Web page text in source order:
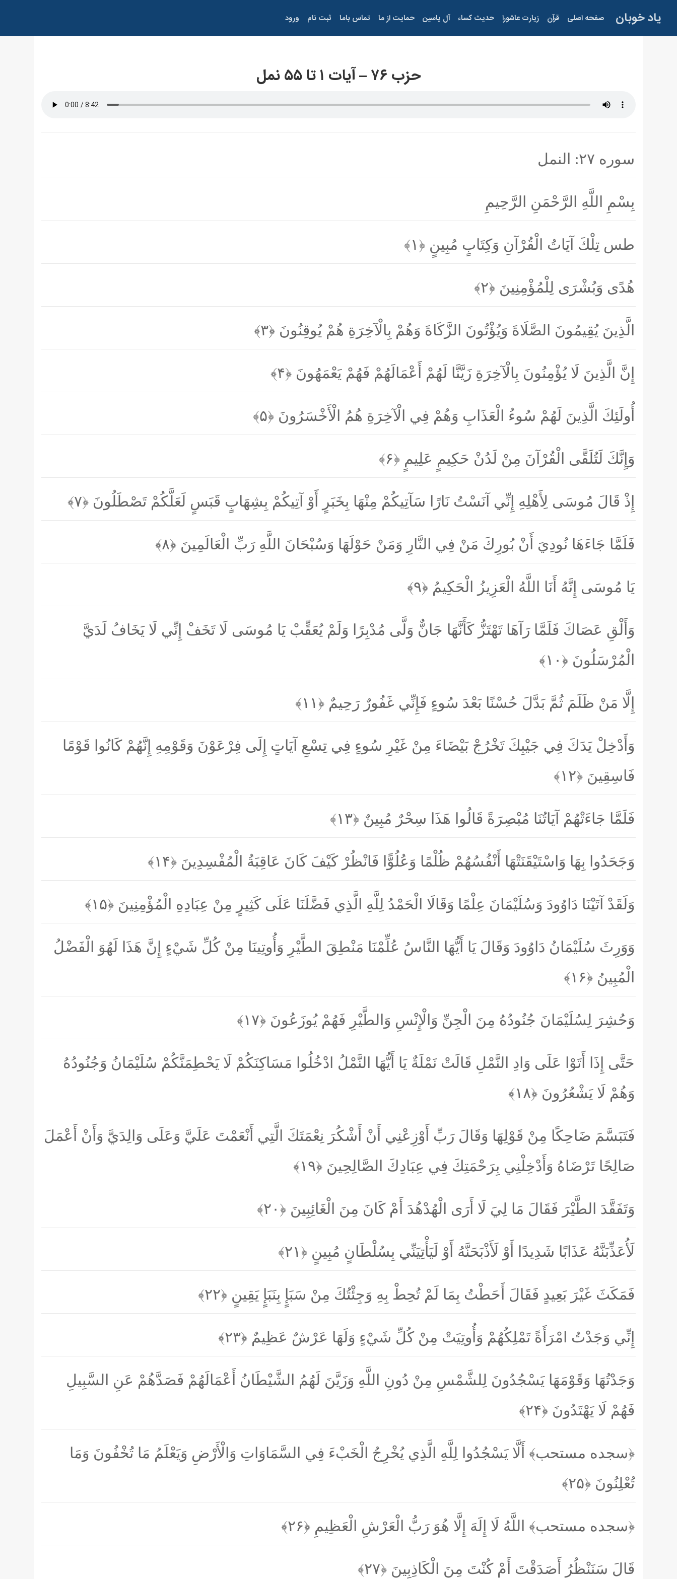
یاد خوبان صفحه اصلی قرآن زیارت عاشورا حدیث کساء آل یاسین حمایت از ما تماس باما ثبت نام ورود
حزب ۷۶ – آيات ۱ تا ۵۵ نمل
سوره ۲۷: النمل
بِسْمِ اللَّهِ الرَّحْمَنِ الرَّحِيمِ
طس تِلْكَ آيَاتُ الْقُرْآنِ وَكِتَابٍ مُبِينٍ ﴿۱﴾
هُدًى وَبُشْرَى لِلْمُؤْمِنِينَ ﴿۲﴾
الَّذِينَ يُقِيمُونَ الصَّلَاةَ وَيُؤْتُونَ الزَّكَاةَ وَهُمْ بِالْآخِرَةِ هُمْ يُوقِنُونَ ﴿۳﴾
إِنَّ الَّذِينَ لَا يُؤْمِنُونَ بِالْآخِرَةِ زَيَّنَّا لَهُمْ أَعْمَالَهُمْ فَهُمْ يَعْمَهُونَ ﴿۴﴾
أُولَئِكَ الَّذِينَ لَهُمْ سُوءُ الْعَذَابِ وَهُمْ فِي الْآخِرَةِ هُمُ الْأَخْسَرُونَ ﴿۵﴾
وَإِنَّكَ لَتُلَقَّى الْقُرْآنَ مِنْ لَدُنْ حَكِيمٍ عَلِيمٍ ﴿۶﴾
إِذْ قَالَ مُوسَى لِأَهْلِهِ إِنِّي آنَسْتُ نَارًا سَآتِيكُمْ مِنْهَا بِخَبَرٍ أَوْ آتِيكُمْ بِشِهَابٍ قَبَسٍ لَعَلَّكُمْ تَصْطَلُونَ ﴿۷﴾
فَلَمَّا جَاءَهَا نُودِيَ أَنْ بُورِكَ مَنْ فِي النَّارِ وَمَنْ حَوْلَهَا وَسُبْحَانَ اللَّهِ رَبِّ الْعَالَمِينَ ﴿۸﴾
يَا مُوسَى إِنَّهُ أَنَا اللَّهُ الْعَزِيزُ الْحَكِيمُ ﴿۹﴾
وَأَلْقِ عَصَاكَ فَلَمَّا رَآهَا تَهْتَزُّ كَأَنَّهَا جَانٌّ وَلَّى مُدْبِرًا وَلَمْ يُعَقِّبْ يَا مُوسَى لَا تَخَفْ إِنِّي لَا يَخَافُ لَدَيَّ
الْمُرْسَلُونَ ﴿۱۰﴾
إِلَّا مَنْ ظَلَمَ ثُمَّ بَدَّلَ حُسْنًا بَعْدَ سُوءٍ فَإِنِّي غَفُورٌ رَحِيمٌ ﴿۱۱﴾
وَأَدْخِلْ يَدَكَ فِي جَيْبِكَ تَخْرُجْ بَيْضَاءَ مِنْ غَيْرِ سُوءٍ فِي تِسْعِ آيَاتٍ إِلَى فِرْعَوْنَ وَقَوْمِهِ إِنَّهُمْ كَانُوا قَوْمًا
فَاسِقِينَ ﴿۱۲﴾
فَلَمَّا جَاءَتْهُمْ آيَاتُنَا مُبْصِرَةً قَالُوا هَذَا سِحْرٌ مُبِينٌ ﴿۱۳﴾
وَجَحَدُوا بِهَا وَاسْتَيْقَنَتْهَا أَنْفُسُهُمْ ظُلْمًا وَعُلُوًّا فَانْظُرْ كَيْفَ كَانَ عَاقِبَةُ الْمُفْسِدِينَ ﴿۱۴﴾
وَلَقَدْ آتَيْنَا دَاوُودَ وَسُلَيْمَانَ عِلْمًا وَقَالَا الْحَمْدُ لِلَّهِ الَّذِي فَضَّلَنَا عَلَى كَثِيرٍ مِنْ عِبَادِهِ الْمُؤْمِنِينَ ﴿۱۵﴾
وَوَرِثَ سُلَيْمَانُ دَاوُودَ وَقَالَ يَا أَيُّهَا النَّاسُ عُلِّمْنَا مَنْطِقَ الطَّيْرِ وَأُوتِينَا مِنْ كُلِّ شَيْءٍ إِنَّ هَذَا لَهُوَ الْفَضْلُ
الْمُبِينُ ﴿۱۶﴾
وَحُشِرَ لِسُلَيْمَانَ جُنُودُهُ مِنَ الْجِنِّ وَالْإِنْسِ وَالطَّيْرِ فَهُمْ يُوزَعُونَ ﴿۱۷﴾
حَتَّى إِذَا أَتَوْا عَلَى وَادِ النَّمْلِ قَالَتْ نَمْلَةٌ يَا أَيُّهَا النَّمْلُ ادْخُلُوا مَسَاكِنَكُمْ لَا يَحْطِمَنَّكُمْ سُلَيْمَانُ وَجُنُودُهُ
وَهُمْ لَا يَشْعُرُونَ ﴿۱۸﴾
فَتَبَسَّمَ ضَاحِكًا مِنْ قَوْلِهَا وَقَالَ رَبِّ أَوْزِعْنِي أَنْ أَشْكُرَ نِعْمَتَكَ الَّتِي أَنْعَمْتَ عَلَيَّ وَعَلَى وَالِدَيَّ وَأَنْ أَعْمَلَ
صَالِحًا تَرْضَاهُ وَأَدْخِلْنِي بِرَحْمَتِكَ فِي عِبَادِكَ الصَّالِحِينَ ﴿۱۹﴾
وَتَفَقَّدَ الطَّيْرَ فَقَالَ مَا لِيَ لَا أَرَى الْهُدْهُدَ أَمْ كَانَ مِنَ الْغَائِبِينَ ﴿۲۰﴾
لَأُعَذِّبَنَّهُ عَذَابًا شَدِيدًا أَوْ لَأَذْبَحَنَّهُ أَوْ لَيَأْتِيَنِّي بِسُلْطَانٍ مُبِينٍ ﴿۲۱﴾
فَمَكَثَ غَيْرَ بَعِيدٍ فَقَالَ أَحَطْتُ بِمَا لَمْ تُحِطْ بِهِ وَجِئْتُكَ مِنْ سَبَإٍ بِنَبَإٍ يَقِينٍ ﴿۲۲﴾
إِنِّي وَجَدْتُ امْرَأَةً تَمْلِكُهُمْ وَأُوتِيَتْ مِنْ كُلِّ شَيْءٍ وَلَهَا عَرْشٌ عَظِيمٌ ﴿۲۳﴾
وَجَدْتُهَا وَقَوْمَهَا يَسْجُدُونَ لِلشَّمْسِ مِنْ دُونِ اللَّهِ وَزَيَّنَ لَهُمُ الشَّيْطَانُ أَعْمَالَهُمْ فَصَدَّهُمْ عَنِ السَّبِيلِ
فَهُمْ لَا يَهْتَدُونَ ﴿۲۴﴾
﴿سجده مستحب﴾ أَلَّا يَسْجُدُوا لِلَّهِ الَّذِي يُخْرِجُ الْخَبْءَ فِي السَّمَاوَاتِ وَالْأَرْضِ وَيَعْلَمُ مَا تُخْفُونَ وَمَا
تُعْلِنُونَ ﴿۲۵﴾
﴿سجده مستحب﴾ اللَّهُ لَا إِلَهَ إِلَّا هُوَ رَبُّ الْعَرْشِ الْعَظِيمِ ﴿۲۶﴾
قَالَ سَنَنْظُرُ أَصَدَقْتَ أَمْ كُنْتَ مِنَ الْكَاذِبِينَ ﴿۲۷﴾